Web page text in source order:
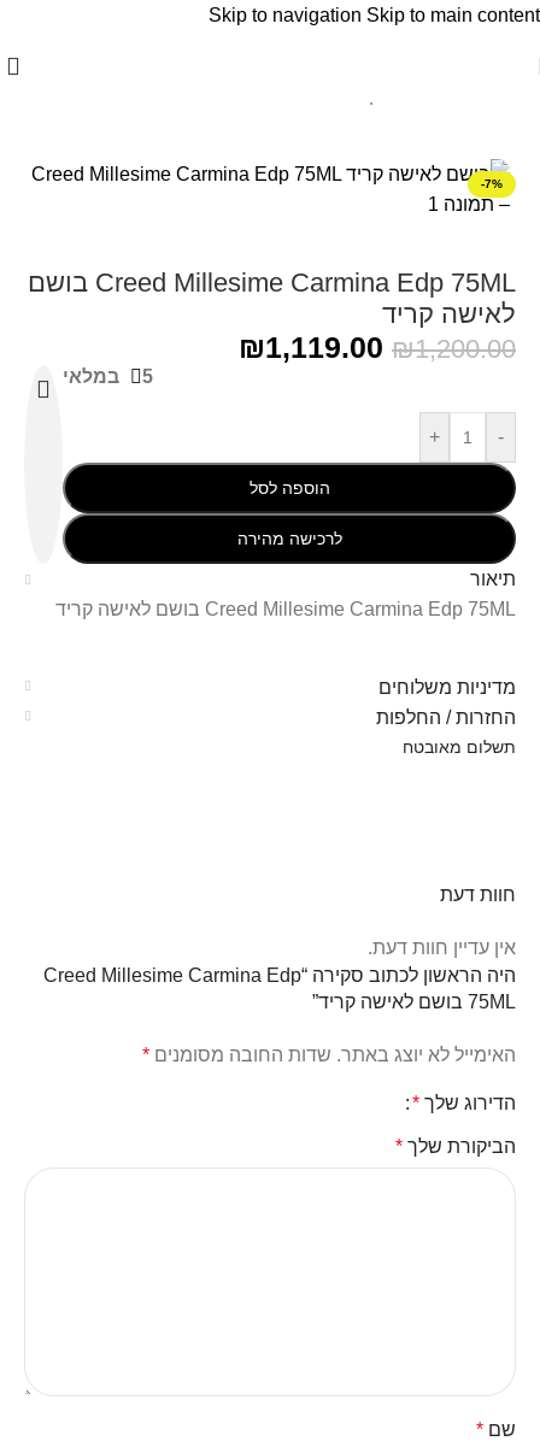
Skip to navigation Skip to main content
-7%
Creed Millesime Carmina Edp 75ML בושם
לאישה קריד
₪1,200.00
₪1,119.00
5 במלאי
-
+
הוספה לסל
לרכישה מהירה
תיאור
Creed Millesime Carmina Edp 75ML בושם לאישה קריד
מדיניות משלוחים
החזרות / החלפות
תשלום מאובטח
חוות דעת
אין עדיין חוות דעת.
היה הראשון לכתוב סקירה “Creed Millesime Carmina Edp
75ML בושם לאישה קריד”
האימייל לא יוצג באתר. שדות החובה מסומנים *
הדירוג שלך *
הביקורת שלך *
שם *